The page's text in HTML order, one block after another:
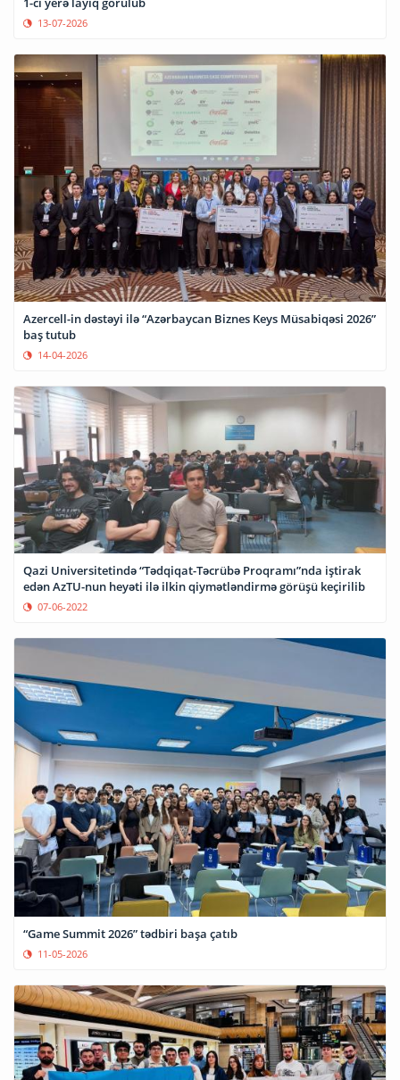
13-07-2026
Azercell-in dəstəyi ilə “Azərbaycan Biznes Keys Müsabiqəsi 2026”
baş tutub
14-04-2026
Qazi Universitetində “Tədqiqat-Təcrübə Proqramı”nda iştirak
edən AzTU-nun heyəti ilə ilkin qiymətləndirmə görüşü keçirilib
07-06-2022
“Game Summit 2026” tədbiri başa çatıb
11-05-2026